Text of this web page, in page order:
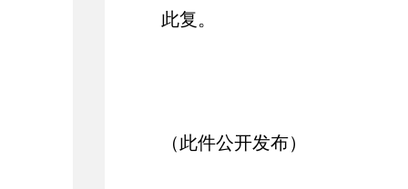
此复。
（此件公开发布）